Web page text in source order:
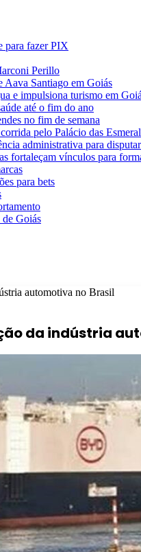
para fazer PIX
Perillo
Aava Santiago em Goiás
e impulsiona turismo em
até o fim do ano
no fim de semana
pelo Palácio das
administrativa para
fortaleçam vínculos para
para bets
Goiás
automotiva no Brasil
da indústria